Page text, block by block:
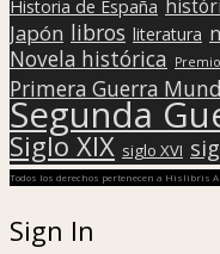
Historia de España
Japón libros literatura
Novela histórica
Primera Guerra
Segunda
Siglo XIX siglo XVI
Todos los derechos pertenecen a Hislibris
Sign In